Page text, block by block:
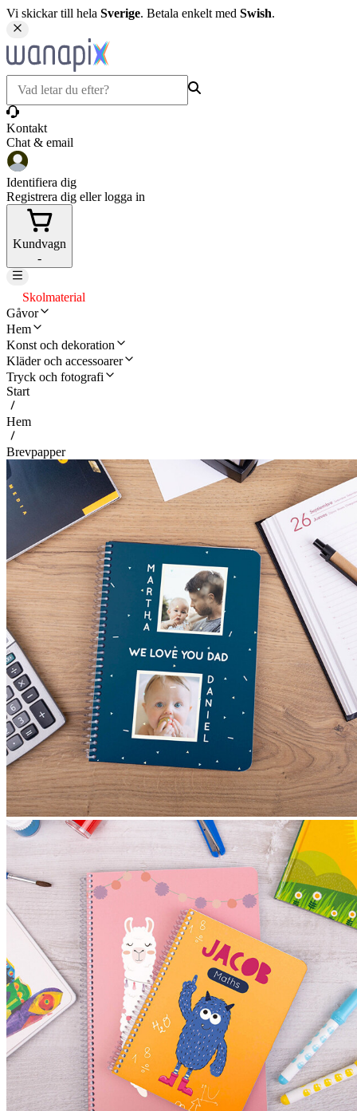
Vi skickar till hela Sverige. Betala enkelt med Swish.
Kontakt
Chat & email
Identifiera dig
Registrera dig eller logga in
Kundvagn
-
Skolmaterial
Gåvor
Hem
Konst och dekoration
Kläder och accessoarer
Tryck och fotografi
Start
Hem
Brevpapper